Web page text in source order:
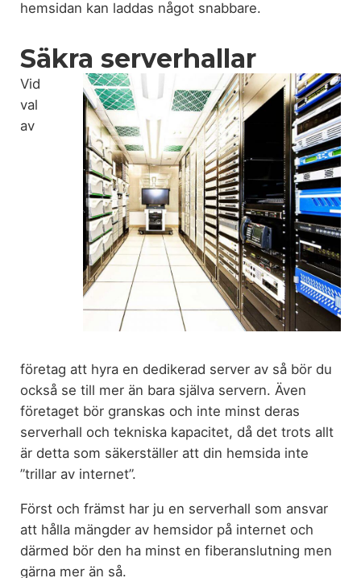
hemsidan kan laddas något snabbare.
Säkra serverhallar
Vid
val
av
företag att hyra en dedikerad server av så bör du
också se till mer än bara själva servern. Även
företaget bör granskas och inte minst deras
serverhall och tekniska kapacitet, då det trots allt
är detta som säkerställer att din hemsida inte
”trillar av internet”.
Först och främst har ju en serverhall som ansvar
att hålla mängder av hemsidor på internet och
därmed bör den ha minst en fiberanslutning men
gärna mer än så.